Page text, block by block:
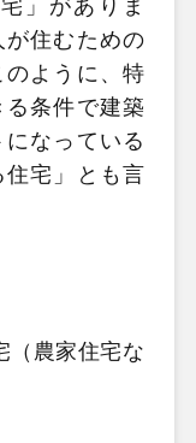
」がありま
住むための
ように、特
条件で建築
なっている
宅」とも言
（農家住宅な